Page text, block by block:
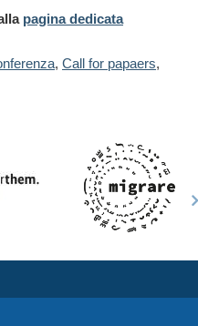
pagina dedicata
, Call for papaers,